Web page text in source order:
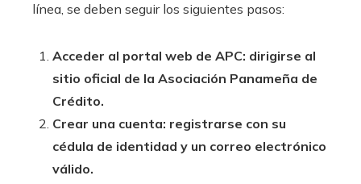
línea, se deben seguir los siguientes pasos:
Acceder al portal web de APC: dirigirse al
sitio oficial de la Asociación Panameña de
Crédito.
Crear una cuenta: registrarse con su
cédula de identidad y un correo electrónico
válido.